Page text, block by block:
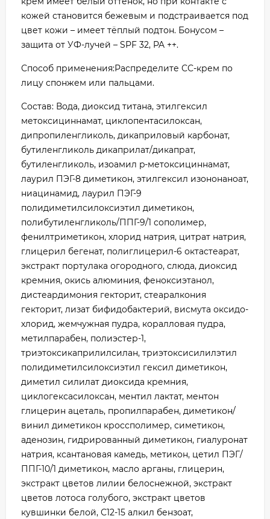
кожей становится бежевым и подстраивается под
цвет кожи – имеет тёплый подтон. Бонусом –
защита от УФ-лучей – SPF 32, PA ++.
Способ применения:Распределите СС-крем по
лицу спонжем или пальцами.
Состав: Вода, диоксид титана, этилгексил
метоксициннамат, циклопентасилоксан,
дипропиленгликоль, дикаприловый карбонат,
бутиленгликоль дикаприлат/дикапрат,
бутиленгликоль, изоамил p-метоксициннамат,
лаурил ПЭГ-8 диметикон, этилгексил изононаноат,
ниацинамид, лаурил ПЭГ-9
полидиметилсилоксиэтил диметикон,
полибутиленгликоль/ППГ-9/1 сополимер,
фенилтриметикон, хлорид натрия, цитрат натрия,
глицерил бегенат, полиглицерил-6 октастеарат,
экстракт портулака огородного, слюда, диоксид
кремния, окись алюминия, феноксиэтанол,
дистеардимония гекторит, стеаралкония
гекторит, лизат бифидобактерий, висмута оксидо-
хлорид, жемчужная пудра, коралловая пудра,
метилпарабен, полиэстер-1,
триэтоксикаприлилсилан, триэтоксисилилэтил
полидиметилсилоксиэтил гексил диметикон,
диметил силилат диоксида кремния,
циклогексасилоксан, ментил лактат, ментон
глицерин ацеталь, пропилпарабен, диметикон/
винил диметикон кроссполимер, симетикон,
аденозин, гидрированный диметикон, гиалуронат
натрия, ксантановая камедь, метикон, цетил ПЭГ/
ППГ-10/1 диметикон, масло арганы, глицерин,
экстракт цветов лилии белоснежной, экстракт
цветов лотоса голубого, экстракт цветов
кувшинки белой, С12-15 алкил бензоат,